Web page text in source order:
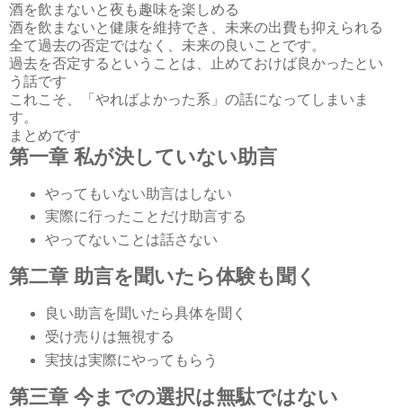
酒を飲まないと夜も趣味を楽しめる
酒を飲まないと健康を維持でき、未来の出費も抑えられる
全て過去の否定ではなく、未来の良いことです。
過去を否定するということは、止めておけば良かったとい
う話です
これこそ、「やればよかった系」の話になってしまいま
す。
まとめです
第一章 私が決していない助言
やってもいない助言はしない
実際に行ったことだけ助言する
やってないことは話さない
第二章 助言を聞いたら体験も聞く
良い助言を聞いたら具体を聞く
受け売りは無視する
実技は実際にやってもらう
第三章 今までの選択は無駄ではない